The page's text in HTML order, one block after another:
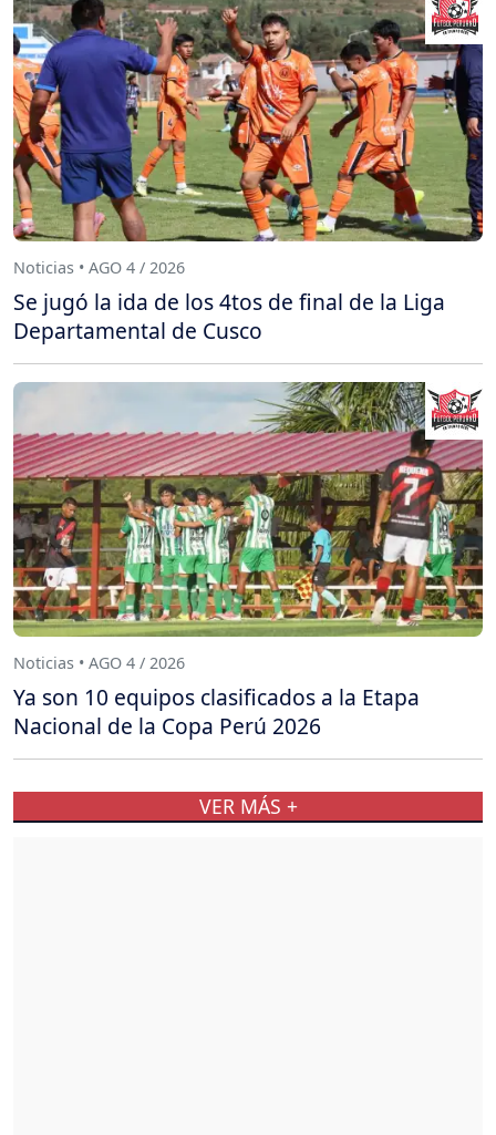
Noticias • AGO 4 / 2026
Se jugó la ida de los 4tos de final de la Liga
Departamental de Cusco
Noticias • AGO 4 / 2026
Ya son 10 equipos clasificados a la Etapa
Nacional de la Copa Perú 2026
VER MÁS +